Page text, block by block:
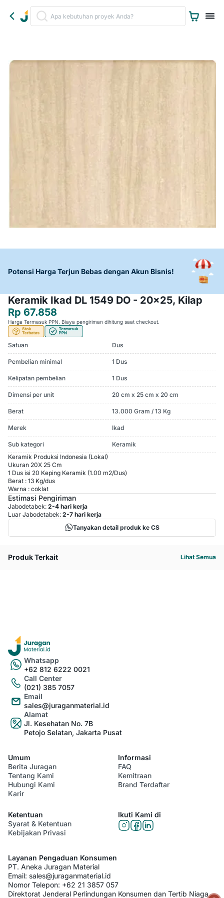
Potensi Harga Terjun Bebas dengan Akun Bisnis!
Keramik Ikad DL 1549 DO - 20x25, Kilap
Rp 67.858
Harga Termasuk PPN. Biaya pengiriman dihitung saat checkout.
Satuan Dus
Pembelian minimal 1 Dus
Kelipatan pembelian 1 Dus
Dimensi per unit 20 cm x 25 cm x 20 cm
Berat 13.000 Gram / 13 Kg
Merek Ikad
Sub kategori
Keramik
Keramik Produksi Indonesia (Lokal)
Ukuran 20X 25 Cm
1 Dus isi 20 Keping Keramik (1.00 m2/Dus)
Berat : 13 Kg/dus
Warna : coklat
Estimasi Pengiriman
Jabodetabek: 2-4 hari kerja
Luar Jabodetabek: 2-7 hari kerja
Tanyakan detail produk ke CS
Produk Terkait Lihat Semua
Whatsapp
+62 812 6222 0021
Call Center
(021) 385 7057
Email
sales@juraganmaterial.id
Alamat
Jl. Kesehatan No. 7B
Petojo Selatan, Jakarta Pusat
Umum
Berita Juragan
Tentang Kami
Hubungi Kami
Karir
Informasi
FAQ
Kemitraan
Brand Terdaftar
Ketentuan
Syarat & Ketentuan
Kebijakan Privasi
Ikuti Kami di
Layanan Pengaduan Konsumen
PT. Aneka Juragan Material
Email: sales@juraganmaterial.id
Nomor Telepon: +62 21 3857 057
Direktorat Jenderal Perlindungan Konsumen dan Tertib Niaga